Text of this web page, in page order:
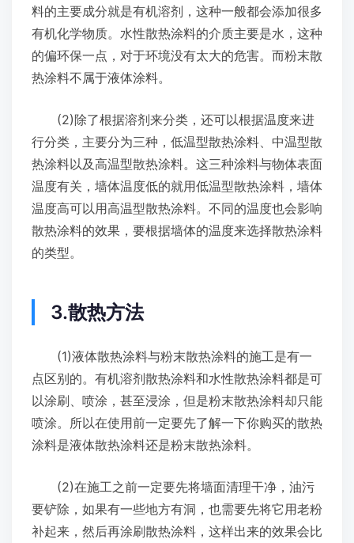
料的主要成分就是有机溶剂，这种一般都会添加很多
有机化学物质。水性散热涂料的介质主要是水，这种
的偏环保一点，对于环境没有太大的危害。而粉末散
热涂料不属于液体涂料。
(2)除了根据溶剂来分类，还可以根据温度来进
行分类，主要分为三种，低温型散热涂料、中温型散
热涂料以及高温型散热涂料。这三种涂料与物体表面
温度有关，墙体温度低的就用低温型散热涂料，墙体
温度高可以用高温型散热涂料。不同的温度也会影响
散热涂料的效果，要根据墙体的温度来选择散热涂料
的类型。
3.散热方法
(1)液体散热涂料与粉末散热涂料的施工是有一
点区别的。有机溶剂散热涂料和水性散热涂料都是可
以涂刷、喷涂，甚至浸涂，但是粉末散热涂料却只能
喷涂。所以在使用前一定要先了解一下你购买的散热
涂料是液体散热涂料还是粉末散热涂料。
(2)在施工之前一定要先将墙面清理干净，油污
要铲除，如果有一些地方有洞，也需要先将它用老粉
补起来，然后再涂刷散热涂料，这样出来的效果会比